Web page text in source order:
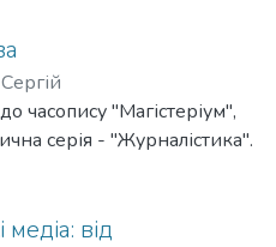
конкретні
його розвитку в Україні.
медіа
поради міжнародних
також:
вищезгаданих
часопису "Магістеріум",
серія - "Журналістика".
медіа: від